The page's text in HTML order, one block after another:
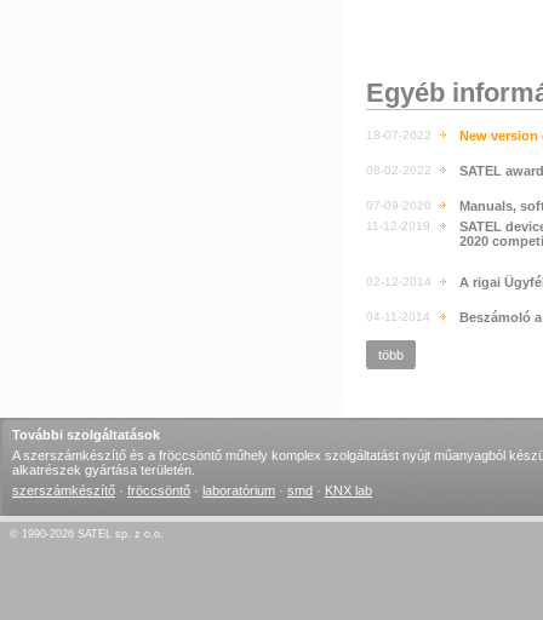
Egyéb
18-07-2022 New version
08-02-2022 SATEL
07-09-2020 Manuals,
11-12-2019
SATEL
2020
02-12-2014 A rigai
04-11-2014 Beszámoló
több
További szolgáltatások
A szerszámkészítő és a fröccsöntő műhely komplex szolgáltatást nyújt műanyagból
alkatrészek gyártása területén.
szerszámkészítő · fröccsöntő · laboratórium · smd · KNX lab
© 1990-2026 SATEL sp. z o.o.